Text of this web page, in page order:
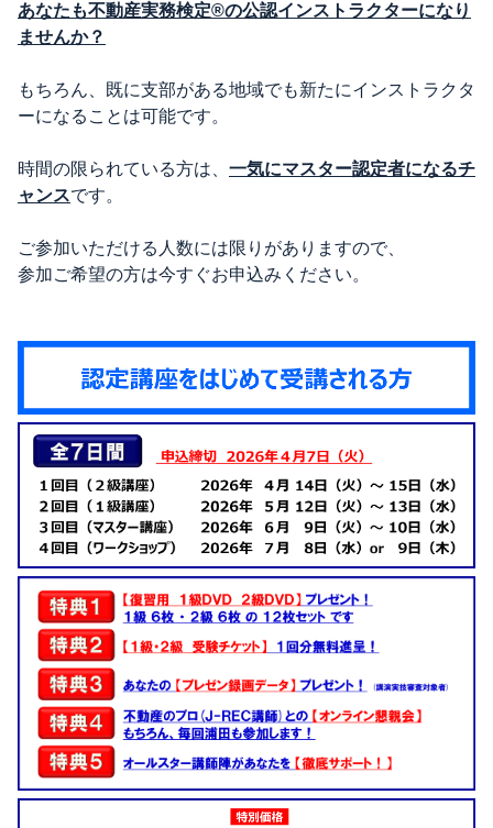
あなたも不動産実務検定®の公認インストラクターになり
ませんか？
もちろん、既に支部がある地域でも新たにインストラクタ
ーになることは可能です。
時間の限られている方は、 一気にマスター認定者になるチ
ャンスです。
ご参加いただける人数には限りがありますので、
参加ご希望の方は今すぐお申込みください。